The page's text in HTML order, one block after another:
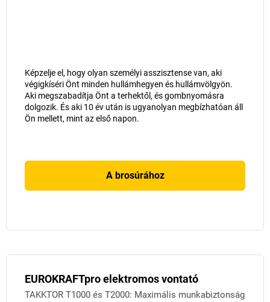
Képzelje el, hogy olyan személyi asszisztense van, aki
végigkíséri Önt minden hullámhegyen és hullámvölgyön.
Aki megszabadítja Önt a terhektől, és gombnyomásra
dolgozik. És aki 10 év után is ugyanolyan megbízhatóan áll
Ön mellett, mint az első napon.
A brosúrához
EUROKRAFTpro elektromos vontató
TAKKTOR T1000 és T2000: Maximális munkabiztonság